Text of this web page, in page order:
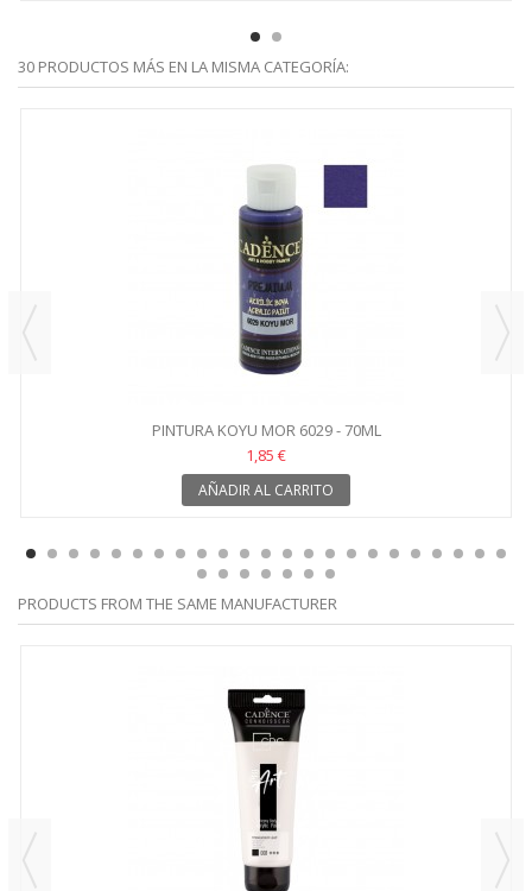
30 PRODUCTOS MÁS EN LA MISMA CATEGORÍA:
PINTURA KOYU MOR 6029 - 70ML
1,85 €
AÑADIR AL CARRITO
PRODUCTS FROM THE SAME MANUFACTURER